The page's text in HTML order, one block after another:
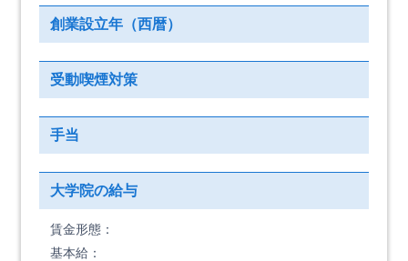
創業設立年（西暦）
受動喫煙対策
手当
大学院の給与
賃金形態：
基本給：